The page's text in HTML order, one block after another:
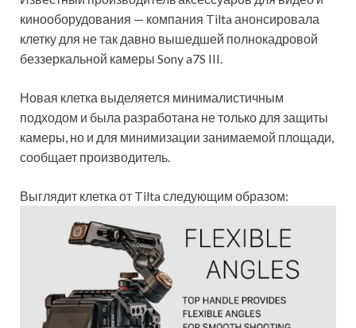
кинооборудования — компания Tilta анонсировала
клетку для не так давно вышедшей полнокадровой
беззеркальной камеры Sony a7S III.
Новая клетка выделяется минималистичным
подходом и была разработана не только для защиты
камеры, но и для минимизации занимаемой площади,
сообщает производитель.
Выглядит клетка от Tilta следующим образом: